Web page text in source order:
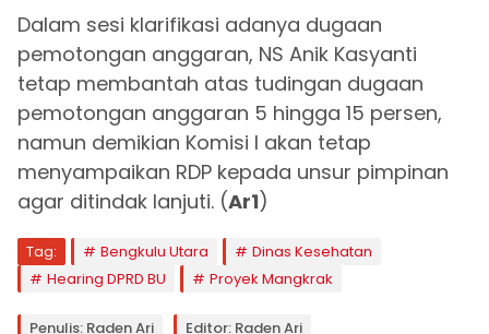
Dalam sesi klarifikasi adanya dugaan
pemotongan anggaran, NS Anik Kasyanti
tetap membantah atas tudingan dugaan
pemotongan anggaran 5 hingga 15 persen,
namun demikian Komisi I akan tetap
menyampaikan RDP kepada unsur pimpinan
agar ditindak lanjuti. (Ar1)
Tag: Bengkulu Utara
Dinas Kesehatan
Hearing DPRD BU
Proyek Mangkrak
Penulis: Raden Ari Editor: Raden Ari